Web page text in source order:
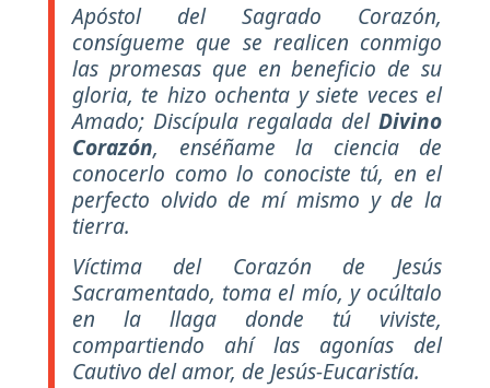
Apóstol del Sagrado Corazón,
consígueme que se realicen conmigo
las promesas que en beneficio de su
gloria, te hizo ochenta y siete veces el
Amado; Discípula regalada delDivino
Corazón, enséñame la ciencia de
conocerlo como lo conociste tú, en el
perfecto olvido de mí mismo y de la
tierra.
Víctima del Corazón de Jesús
Sacramentado, toma el mío, y ocúltalo
en la llaga donde tú viviste,
compartiendo ahí las agonías del
Cautivo del amor, de Jesús-Eucaristía.